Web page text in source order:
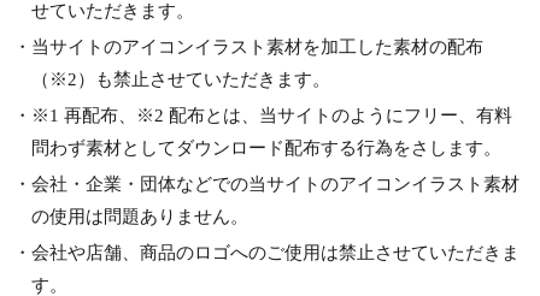
せていただきます。
・当サイトのアイコンイラスト素材を加工した素材の配布
（※2）も禁止させていただきます。
・※1 再配布、※2 配布とは、当サイトのようにフリー、有料
問わず素材としてダウンロード配布する行為をさします。
・会社・企業・団体などでの当サイトのアイコンイラスト素材
の使用は問題ありません。
・会社や店舗、商品のロゴへのご使用は禁止させていただきま
す。